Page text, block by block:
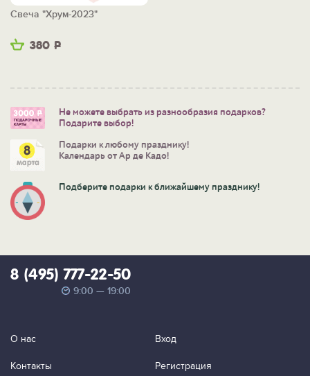
380 Р
Свеча "Хрум-2023"
Не можете выбрать из разнообразия подарков?
Подарите выбор!
Подарки к любому празднику!
Календарь от Ар де Кадо!
Подберите подарки к ближайшему празднику!
8 (495) 777-22-50
9:00 — 19:00
О нас
Контакты
Вход
Регистрация